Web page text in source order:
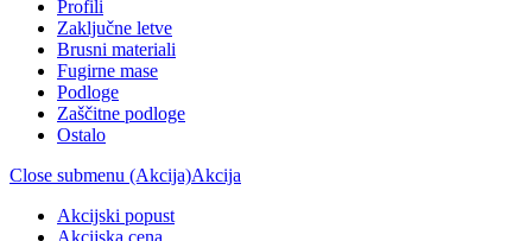
Profili
Zaključne letve
Brusni materiali
Fugirne mase
Podloge
Zaščitne podloge
Ostalo
Close submenu (Akcija)Akcija
Akcijski popust
Akcijska cena